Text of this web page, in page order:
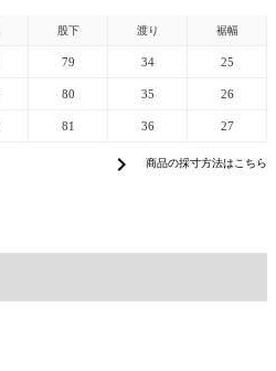
股下 渡り 裾幅
79 34 25
80 35 26
81 36 27
chevron_right 商品の採寸方法はこちら